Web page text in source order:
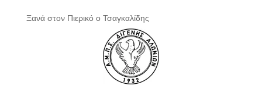
Ξανά στον Πιερικό ο Τσαγκαλίδης